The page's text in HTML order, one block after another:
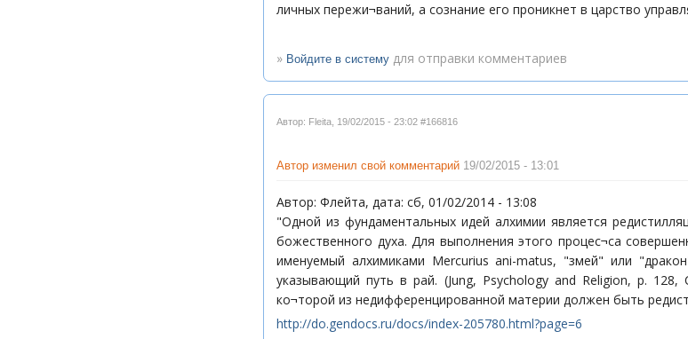
личных пережи¬ваний, а сознание его проникнет в царство
» Войдите в систему для отправки комментариев
Автор: Fleita 19/02/2015 - 23:02 #166816
Автор изменил свой комментарий 19/02/2015 - 13:01
Автор: Флейта, дата: сб, 01/02/2014 - 13:08
"Одной из фундаментальных идей алхимии является
божественного духа. Для выполнения этого процес¬са
именуемый алхимиками Mercurius ani-matus, "змей" или
указывающий путь в рай. (Jung, Psychology and Religion, p.
ко¬торой из недифференцированной материи должен быть
http://do.gendocs.ru/docs/index-205780.html?page=6